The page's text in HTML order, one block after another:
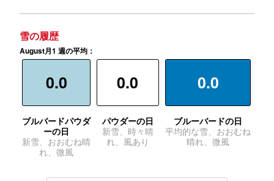
雪の履歴
August月1 週の平均：
0.0
ブルバードパウダ
ーの日
新雪、おおむね晴
れ、微風
0.0
パウダーの日
新雪、時々晴
れ、風あり
0.0
ブルーバードの日
平均的な雪、おおむね
晴れ、微風